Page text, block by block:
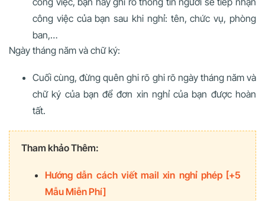
công việc của bạn sau khi nghỉ: tên, chức vụ, phòng
ban,…
Ngày tháng năm và chữ ký:
Cuối cùng, đừng quên ghi rõ ghi rõ ngày tháng năm và
chữ ký của bạn để đơn xin nghỉ của bạn được hoàn
tất.
Tham khảo Thêm:
Hướng dẫn cách viết mail xin nghỉ phép [+5
Mẫu Miễn Phí]